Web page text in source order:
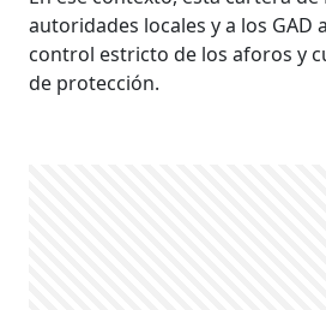
autoridades locales y a los GAD
control estricto de los aforos y
de protección.